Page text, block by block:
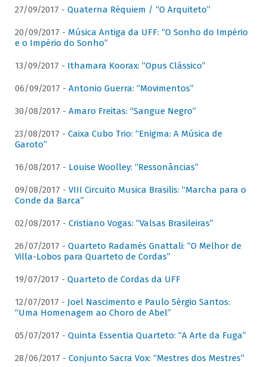
27/09/2017 - Quaterna Réquiem / “O Arquiteto”
20/09/2017 - Música Antiga da UFF: “O Sonho do Império
e o Império do Sonho”
13/09/2017 - Ithamara Koorax: “Opus Clássico”
06/09/2017 - Antonio Guerra: “Movimentos”
30/08/2017 - Amaro Freitas: “Sangue Negro”
23/08/2017 - Caixa Cubo Trio: “Enigma: A Música de
Garoto”
16/08/2017 - Louise Woolley: “Ressonâncias”
09/08/2017 - VIII Circuito Musica Brasilis: “Marcha para o
Conde da Barca”
02/08/2017 - Cristiano Vogas: “Valsas Brasileiras”
26/07/2017 - Quarteto Radamés Gnattali: “O Melhor de
Villa-Lobos para Quarteto de Cordas”
19/07/2017 - Quarteto de Cordas da UFF
12/07/2017 - Joel Nascimento e Paulo Sérgio Santos:
“Uma Homenagem ao Choro de Abel”
05/07/2017 - Quinta Essentia Quarteto: “A Arte da Fuga”
28/06/2017 - Conjunto Sacra Vox: “Mestres dos Mestres”